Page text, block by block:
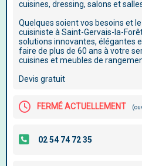
cuisines, dressing, salons et salles
Quelques soient vos besoins et
cuisiniste à Saint-Gervais-la-
solutions innovantes, élégantes
faire de plus de 60 ans à votre
cuisines et meubles de
Devis gratuit
FERMÉ ACTUELLEMENT